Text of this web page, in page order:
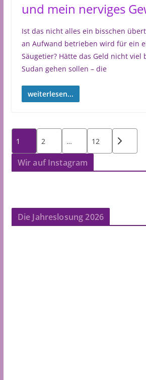
und mein nerviges
Ist das nicht alles ein bisschen
an Aufwand betrieben wird für ein
Säugetier? Hätte das Geld nicht viel
Sudan gehen sollen – die
weiterlesen...
der
Beiträge
1 2 … 12
Wir auf Instagram
Die Jahreslosung 2026